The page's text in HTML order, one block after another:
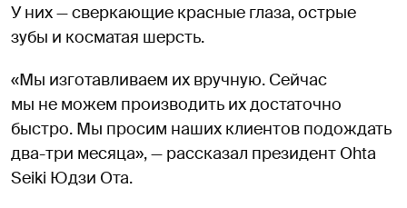
У них — сверкающие красные глаза, острые
зубы и косматая шерсть.
«Мы изготавливаем их вручную. Сейчас
мы не можем производить их достаточно
быстро. Мы просим наших клиентов подождать
два-три месяца», — рассказал президент Ohta
Seiki Юдзи Ота.